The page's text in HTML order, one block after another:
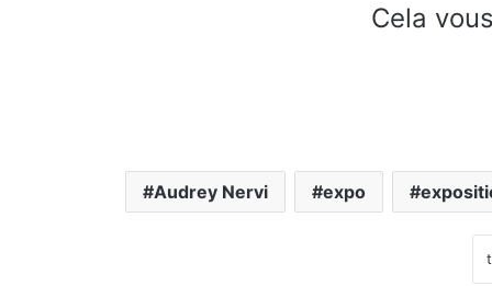
Cela
Audrey Nervi expo